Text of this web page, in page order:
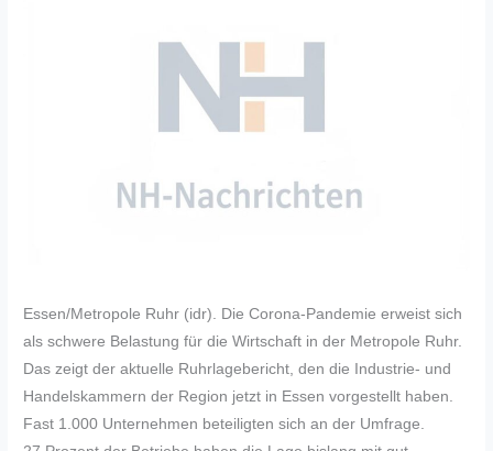
Essen/Metropole Ruhr (idr). Die Corona-Pandemie erweist sich
als schwere Belastung für die Wirtschaft in der Metropole Ruhr.
Das zeigt der aktuelle Ruhrlagebericht, den die Industrie- und
Handelskammern der Region jetzt in Essen vorgestellt haben.
Fast 1.000 Unternehmen beteiligten sich an der Umfrage.